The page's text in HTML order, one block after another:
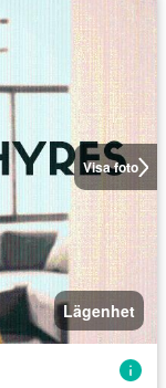
Visa foto
Lägenhet